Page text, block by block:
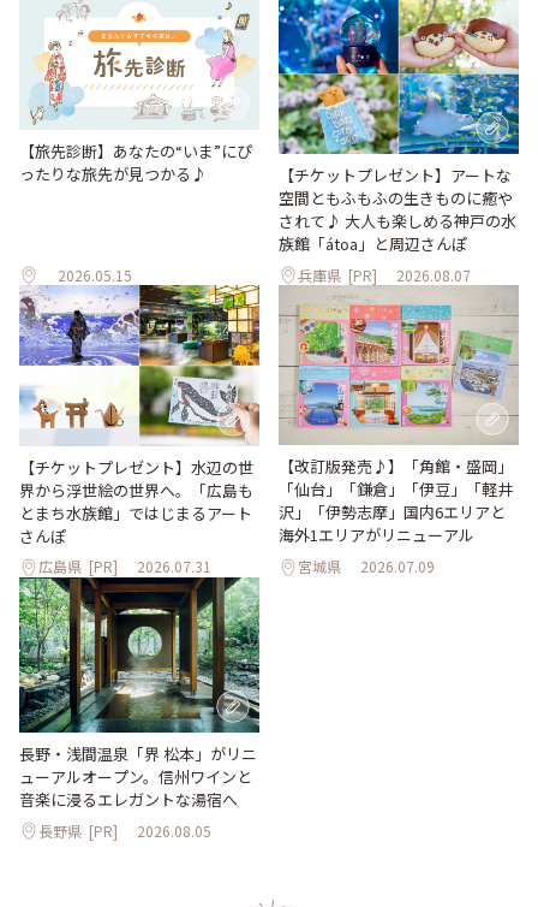
【旅先診断】あなたの“いま”にぴ
ったりな旅先が見つかる♪
2026.05.15
【チケットプレゼント】アートな
空間ともふもふの生きものに癒や
されて♪ 大人も楽しめる神戸の水
族館「átoa」と周辺さんぽ
兵庫県 [PR] 2026.08.07
【チケットプレゼント】水辺の世
界から浮世絵の世界へ。「広島も
とまち水族館」ではじまるアート
さんぽ
広島県 [PR] 2026.07.31
【改訂版発売♪】「角館・盛岡」
「仙台」「鎌倉」「伊豆」「軽井
沢」「伊勢志摩」国内6エリアと
海外1エリアがリニューアル
宮城県 2026.07.09
長野・浅間温泉「界 松本」がリニ
ューアルオープン。信州ワインと
音楽に浸るエレガントな湯宿へ
長野県 [PR] 2026.08.05